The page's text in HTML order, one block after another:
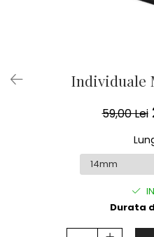
Individuale
59,00 Lei
Durata